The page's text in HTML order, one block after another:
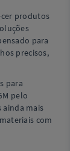
produtos
para
precisos,
para
pelo
ainda mais
com